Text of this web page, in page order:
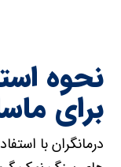
نحوه
برای
درمانگران با